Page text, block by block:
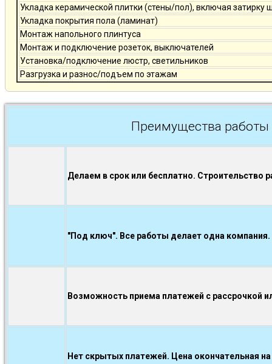
Укладка керамической плитки (стены/пол), включая затирку
Укладка покрытия пола (ламинат)
Монтаж напольного плинтуса
Монтаж и подключение розеток, выключателей
Установка/подключение люстр, светильников
Разгрузка и разнос/подъем по этажам
Преимущества
Делаем в срок или бесплатно. Строительство
"Под ключ". Все работы делает одна компания.
Возможность приема платежей с рассрочкой
Нет скрытых платежей. Цена окончательная